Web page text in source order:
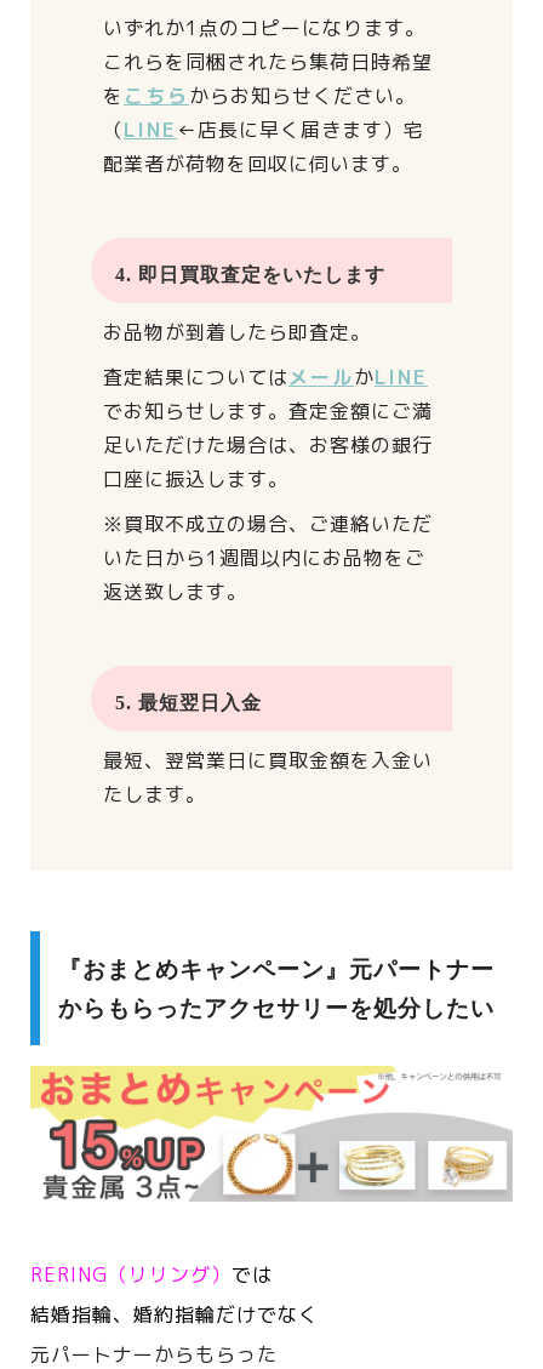
いずれか1点のコピーになります。
これらを同梱されたら集荷日時希望
を こちら からお知らせください。
（LINE ←店長に早く届きます） 宅
配業者が荷物を回収に伺います。
4. 即日買取査定をいたします
お品物が到着したら即査定。
査定結果についてはメールかLINE
でお知らせします。 査定金額にご満
足いただけた場合は、 お客様の銀行
口座に振込します。
※買取不成立の場合、 ご連絡いただ
いた日から1週間以内にお品物をご
返送致します。
5. 最短翌日入金
最短、翌営業日に買取金額を入金い
たします。
『おまとめキャンペーン』元パートナー
からもらったアクセサリーを処分したい
RERING（リリング） では
結婚指輪、婚約指輪だけでなく
元パートナーからもらった